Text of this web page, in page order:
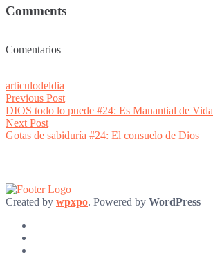
Comments
Comentarios
articulodeldia
Post
navigation
Previous PostPrevious
post:
DIOS todo lo puede #24: Es Manantial de Vida
Next PostNext
post:
Gotas de sabiduría #24: El consuelo de Dios
Created by wpxpo. Powered by WordPress